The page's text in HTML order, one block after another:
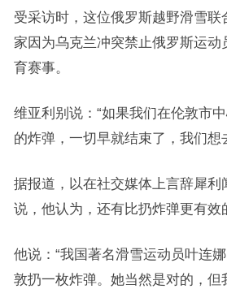
受采访时，这位俄罗斯越野滑雪联
家因为乌克兰冲突禁止俄罗斯运动
育赛事。
维亚利别说：“如果我们在伦敦市
的炸弹，一切早就结束了，我们想
据报道，以在社交媒体上言辞犀利
说，他认为，还有比扔炸弹更有效
他说：“我国著名滑雪运动员叶连
敦扔一枚炸弹。她当然是对的，但